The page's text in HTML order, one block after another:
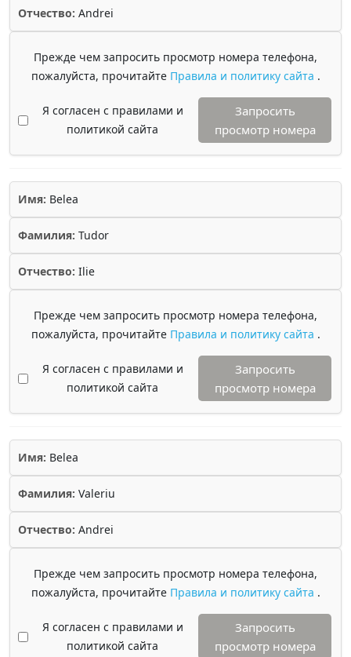
Отчество: Andrei
Прежде чем запросить просмотр номера телефона,
пожалуйста, прочитайте Правила и политику сайта .
Я согласен с правилами и
политикой сайта
Запросить
просмотр номера
Имя: Belea
Фамилия: Tudor
Отчество: Ilie
Прежде чем запросить просмотр номера телефона,
пожалуйста, прочитайте Правила и политику сайта .
Я согласен с правилами и
политикой сайта
Запросить
просмотр номера
Имя: Belea
Фамилия: Valeriu
Отчество: Andrei
Прежде чем запросить просмотр номера телефона,
пожалуйста, прочитайте Правила и политику сайта .
Я согласен с правилами и
политикой сайта
Запросить
просмотр номера